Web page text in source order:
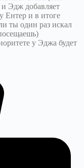
Эдж добавляет
Ентер и в итоге
ты один раз искал
у Эджа будет